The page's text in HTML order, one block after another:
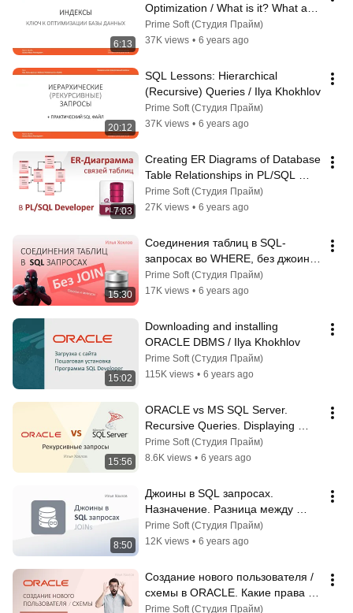
6:13
Optimization / What is it? What are
they for? Ilya Khokhlov
Prime Soft (Студия Прайм)
37K views • 6 years ago
20:12
SQL Lessons: Hierarchical
(Recursive) Queries / Ilya Khokhlov
Prime Soft (Студия Прайм)
37K views • 6 years ago
7:03
Creating ER Diagrams of Database
Table Relationships in PL/SQL
Developer / Ilya Khokhlov
Prime Soft (Студия Прайм)
27K views • 6 years ago
15:30
Соединения таблиц в SQL-
запросах во WHERE, без джоинов
(SELECT без JOIN) Плюсы и
минусы/ Илья Хохлов
Prime Soft (Студия Прайм)
17K views • 6 years ago
15:02
Downloading and installing
ORACLE DBMS / Ilya Khokhlov
Prime Soft (Студия Прайм)
115K views • 6 years ago
15:56
ORACLE vs MS SQL Server.
Recursive Queries. Displaying
Current Month Dates / Ilya
Khokhlov
Prime Soft (Студия Прайм)
8.6K views • 6 years ago
8:50
Джоины в SQL запросах.
Назначение. Разница между
LEFT и INNER JOIN. Соединения
таблиц / Илья Хохлов
Prime Soft (Студия Прайм)
12K views • 6 years ago
Создание нового пользователя /
схемы в ORACLE. Какие права
дать. Sys или System / Илья
Prime Soft (Студия Прайм)